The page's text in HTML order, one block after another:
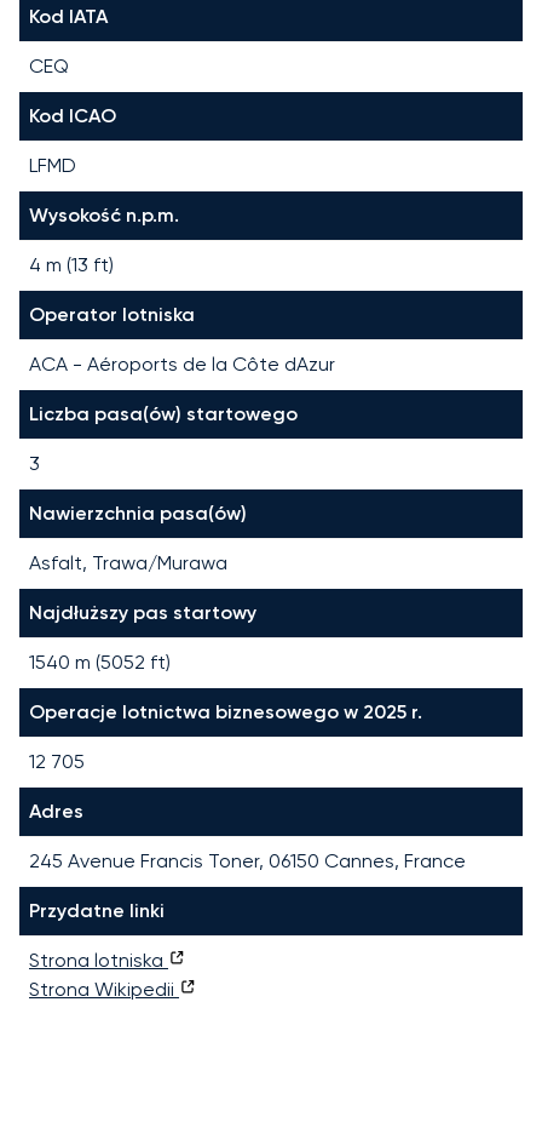
Kod IATA
CEQ
Kod ICAO
LFMD
Wysokość n.p.m.
4 m (13 ft)
Operator lotniska
ACA - Aéroports de la Côte dAzur
Liczba pasa(ów) startowego
3
Nawierzchnia pasa(ów)
Asfalt, Trawa/Murawa
Najdłuższy pas startowy
1540 m (5052 ft)
Operacje lotnictwa biznesowego w 2025 r.
12 705
Adres
245 Avenue Francis Toner, 06150 Cannes, France
Przydatne linki
Strona lotniska
Strona Wikipedii